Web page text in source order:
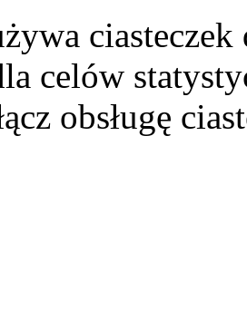
celów
obsługę